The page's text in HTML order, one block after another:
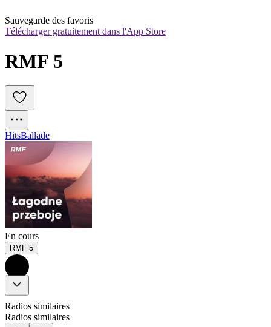
Sauvegarde des favoris
Télécharger gratuitement dans l'App Store
RMF 5
HitsBallade
En cours
RMF 5
Radios similaires
Radios similaires